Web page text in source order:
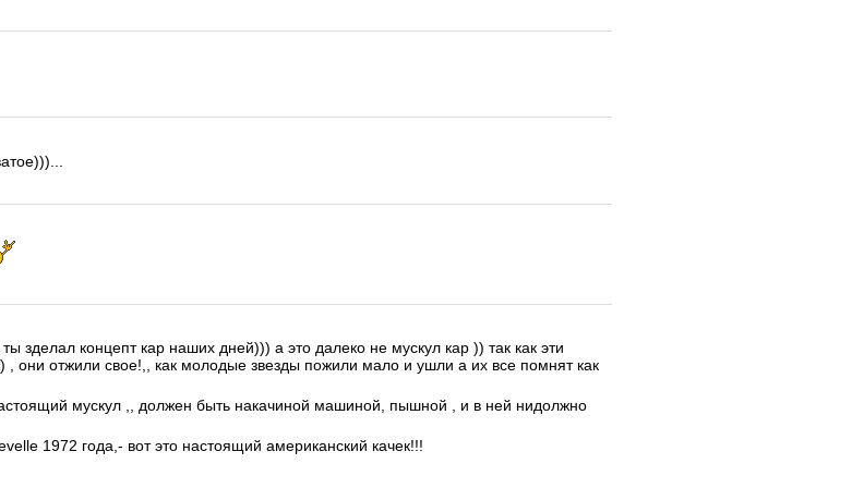
зделал концепт кар наших дней))) а это далеко не мускул кар )) так как эти
отжили свое!,, как молодые звезды пожили мало и ушли а их все помнят как
мускул ,, должен быть накачиной машиной, пышной , и в ней нидолжно
1972 года,- вот это настоящий американский качек!!!